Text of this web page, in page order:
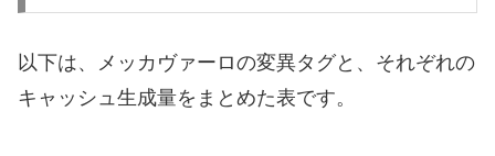
以下は、メッカヴァーロの変異タグと、それぞれの
キャッシュ生成量をまとめた表です。